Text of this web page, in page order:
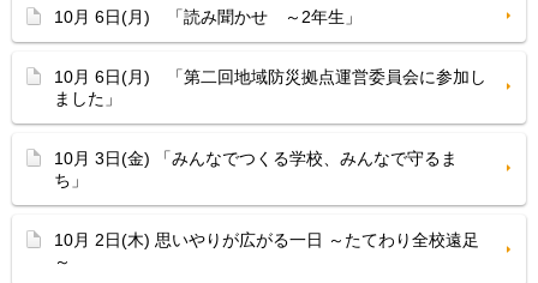
10月 6日(月) 「読み聞かせ ～2年生」
10月 6日(月) 「第二回地域防災拠点運営委員会に参加し
ました」
10月 3日(金) 「みんなでつくる学校、みんなで守るま
ち」
10月 2日(木) 思いやりが広がる一日 ～たてわり全校遠足
～